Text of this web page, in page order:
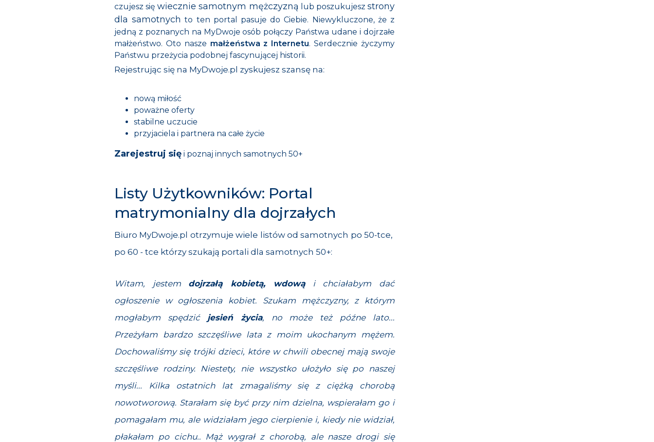
czujesz sięwiecznie samotnym mężczyzną lub poszukujeszstrony
dla samotnych to ten portal pasuje do Ciebie. Niewykluczone, że z
jedną z poznanych na MyDwoje osób połączy Państwa udane i dojrzałe
małżeństwo. Oto nasze małżeństwa z Internetu. Serdecznie życzymy
Państwu przeżycia podobnej fascynującej historii.
Rejestrując się na MyDwoje.pl zyskujesz szansę na:
nową miłość
poważne oferty
stabilne uczucie
przyjaciela i partnera na całe życie
Zarejestruj się i poznaj innych samotnych 50+
Listy Użytkowników: Portal
matrymonialny dla dojrzałych
Biuro MyDwoje.pl otrzymuje wiele listów od samotnych po 50-tce,
po 60 - tce którzy szukają portali dla samotnych 50+:
Witam, jestem dojrzałą kobietą, wdowąi chciałabym dać
ogłoszenie w ogłoszenia kobiet. Szukam mężczyzny, z którym
mogłabym spędzić jesień życia, no może też późne lato...
Przeżyłam bardzo szczęśliwe lata z moim ukochanym mężem.
Dochowaliśmy się trójki dzieci, które w chwili obecnej mają swoje
szczęśliwe rodziny. Niestety, nie wszystko ułożyło się po naszej
myśli... Kilka ostatnich lat zmagaliśmy się z ciężką chorobą
nowotworową. Starałam się być przy nim dzielna, wspierałam go i
pomagałam mu, ale widziałam jego cierpienie i, kiedy nie widział,
płakałam po cichu.. Mąż wygrał z chorobą, ale nasze drogi się